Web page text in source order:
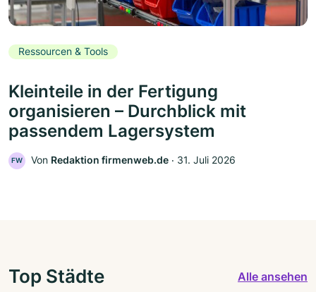
Ressourcen & Tools
Kleinteile in der Fertigung
organisieren – Durchblick mit
passendem Lagersystem
FW Von Redaktion firmenweb.de ‧ 31. Juli 2026
Top Städte Alle ansehen